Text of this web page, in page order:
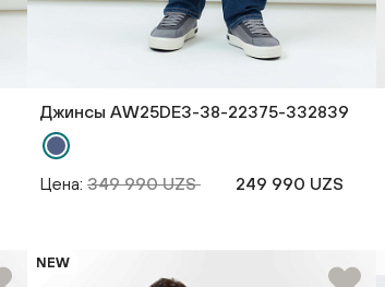
Джинсы AW25DE3-38-22375-332839
Цена: 349 990 UZS 249 990 UZS
NEW